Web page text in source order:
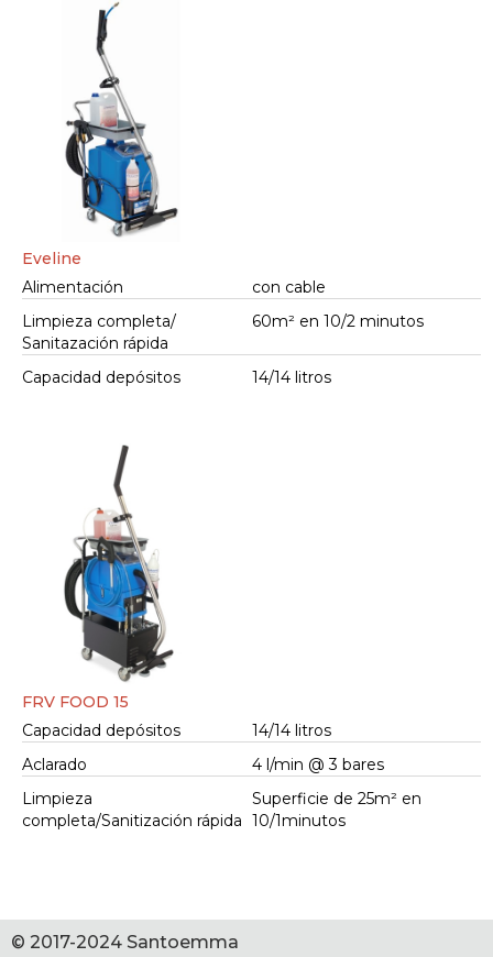
Eveline
Alimentación
con cable
Limpieza completa/
Sanitazación rápida
60m² en 10/2 minutos
Capacidad depósitos 14/14 litros
FRV FOOD 15
Capacidad depósitos
14/14 litros
Aclarado
4 l/min @ 3 bares
Limpieza
completa/Sanitización rápida
Superficie de 25m² en
10/1minutos
© 2017-2024 Santoemma